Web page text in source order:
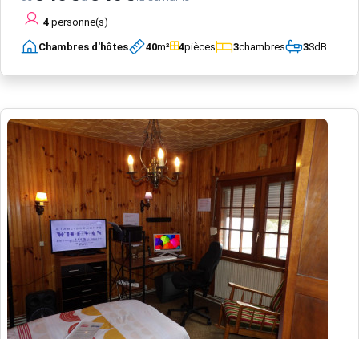
4 personne(s)
Chambres d'hôtes 40m² 4pièces 3chambres 3SdB